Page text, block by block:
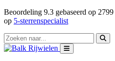
Beoordeling 9.3 gebaseerd op 2799
op 5-sterrenspecialist